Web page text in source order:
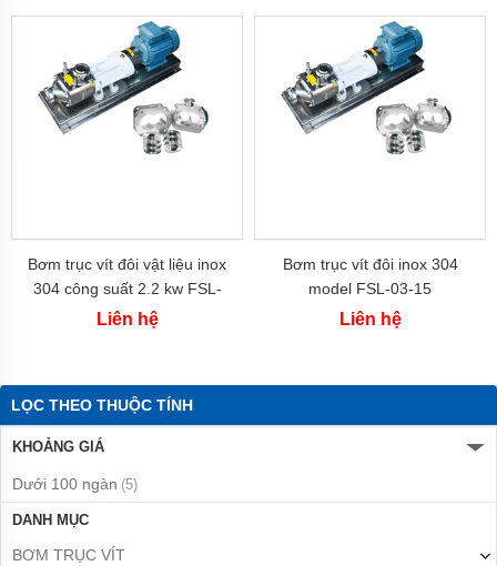
Máy
Máy
khoan
Bơm
bơm
nước
inox
Máy
bơm
họng
súng
Bơm trục vít đôi vật liệu inox
304 công suất 2.2 kw FSL-
05-22
Liên hệ
Bơm trục vít đôi inox 304
model FSL-03-15
Liên hệ
LỌC THEO THUỘC TÍNH
KHOẢNG GIÁ
Dưới 100 ngàn (5)
DANH MỤC
BƠM TRỤC VÍT